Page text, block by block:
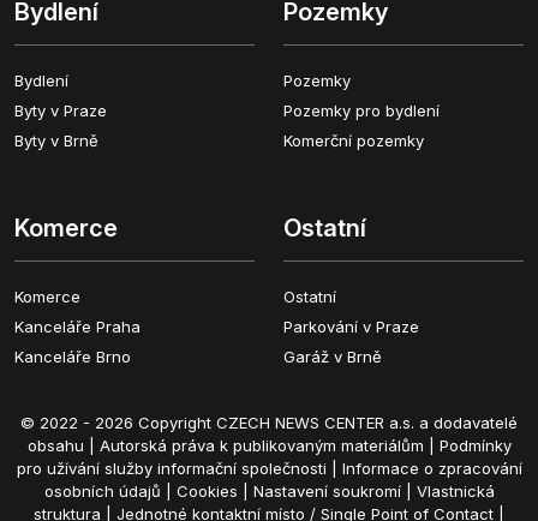
Bydlení
Bydlení
Byty v Praze
Byty v Brně
Pozemky
Pozemky
Pozemky pro bydlení
Komerční pozemky
Komerce
Komerce
Kanceláře Praha
Kanceláře Brno
Ostatní
Ostatní
Parkování v Praze
Garáž v Brně
© 2022 - 2026 Copyright CZECH NEWS CENTER a.s. a dodavatelé
obsahu | Autorská práva k publikovaným materiálům
Podmínky
pro užívání služby informační společnosti
Informace o zpracování
osobních údajů
Cookies Nastavení soukromí| Vlastnická
struktura
Jednotné kontaktní místo / Single Point of Contact